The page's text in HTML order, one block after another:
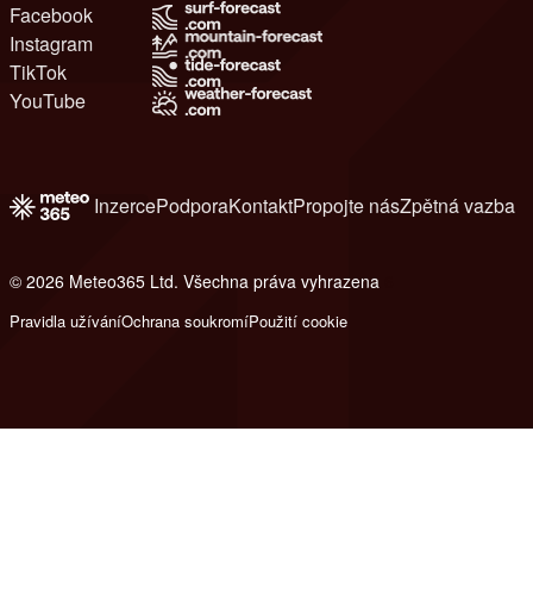
Facebook
Instagram
TikTok
YouTube
InzercePodporaKontaktPropojte násZpětná vazba
© 2026 Meteo365 Ltd. Všechna práva vyhrazena
Pravidla užíváníOchrana soukromíPoužití cookie